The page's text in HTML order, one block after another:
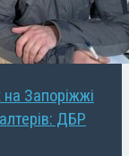
Запоріжжі
ДБР